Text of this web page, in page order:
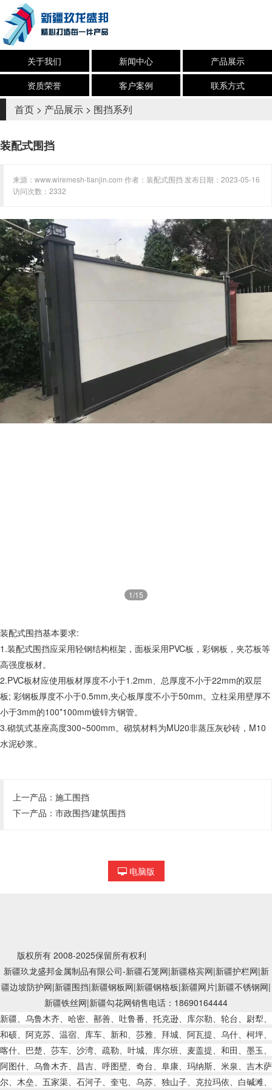
关于我们 新闻中心
产品展示
资质荣誉
客户案例 联系方式
首页 > 产品展示 > 围挡系列
装配式围挡
来源：www.wiremesh-tianjin.com 作者：装配式围挡 发布日期：2023-05-16
访问次数：2332
1/15
装配式围挡基本要求:
1.装配式围挡应采用轻钢结构框架，面板采用PVC板，彩钢板，夹芯板等
高强度板材。
2.PVC板材应使用板材厚度不小于1.2mm、总厚度不小于22mm的双层
板; 彩钢板厚度不小于0.5mm,夹心板厚度不小于50mm。立柱采用壁厚不
小于3mm的100*100mm镀锌方钢管。
3.砌筑式基座高度300~500mm。砌筑材料为MU20非蒸压灰砂砖，M10
水泥砂浆。
上一产品： 施工围挡
下一产品： 市政围挡/建筑围挡
电脑版
版权所有 2008-2025保留所有权利
新疆玖龙盛邦金属制品有限公司-新疆石笼网|新疆格宾网|新疆护栏网|新
疆边坡防护网|新疆围挡|新疆钢板网|新疆钢格板|新疆网片|新疆不锈钢网|
新疆铁丝网|新疆勾花网销售电话：18690164444
新疆、乌鲁木齐、哈密、鄯善、吐鲁番、托克逊、库尔勒、轮台、尉犁、
和硕、阿克苏、温宿、库车、新和、莎雅、拜城、阿瓦提、乌什、柯坪、
喀什、巴楚、莎车、沙湾、疏勒、叶城、库尔班、麦盖提、和田、墨玉、
阿图什、乌鲁木齐、昌吉、呼图壁、奇台、阜康、玛纳斯、米泉、吉木萨
尔、木垒、五家渠、石河子、奎屯、乌苏、独山子、克拉玛依、白碱滩、